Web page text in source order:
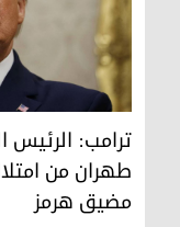
ترامب: الرئيس
ترامب: الرئيس
طهران من
مضيق هرمز